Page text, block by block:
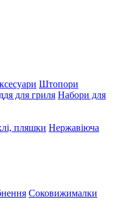
Штопори
для гриля Набори для
пляшки Нержавіюча
Соковижималки